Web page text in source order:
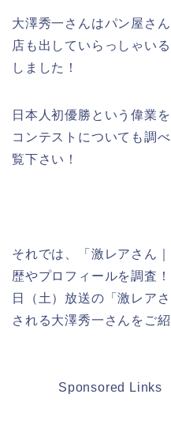
大澤秀一さんはパン屋さ
店も出していらっしゃい
しました！
日本人初優勝という偉業
コンテストについても調
覧下さい！
それでは、「激レアさん
歴やプロフィールを調査
日（土）放送の「激レア
される大澤秀一さんをご
Sponsored Links